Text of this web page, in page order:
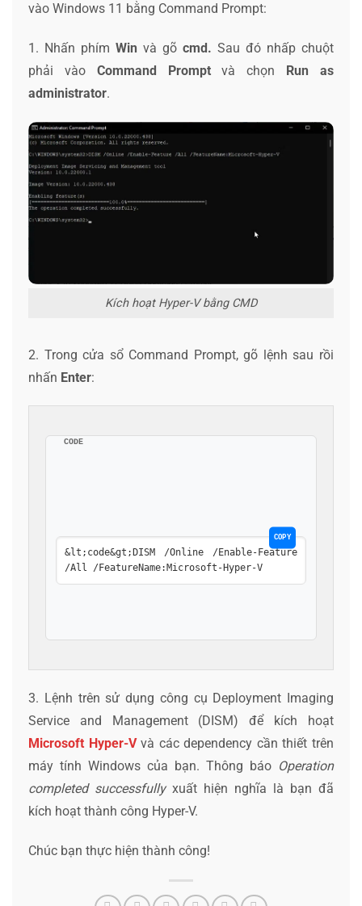
vào Windows 11 bằng Command Prompt:
1. Nhấn phím Win và gõ cmd. Sau đó nhấp chuột
phải vào Command Promptvà chọn Run as
administrator.
Kích hoạt Hyper-V bằng CMD
2. Trong cửa sổ Command Prompt, gõ lệnh sau rồi
nhấn Enter:
CODE
COPY
&lt;code&gt;DISM /Online /Enable-Feature
/All /FeatureName:Microsoft-Hyper-V
3. Lệnh trên sử dụng công cụ Deployment Imaging
Service and Management (DISM) để kích hoạt
Microsoft Hyper-Vvà các dependency cần thiết trên
máy tính Windows của bạn. Thông báo Operation
completed successfullyxuất hiện nghĩa là bạn đã
kích hoạt thành công Hyper-V.
Chúc bạn thực hiện thành công!